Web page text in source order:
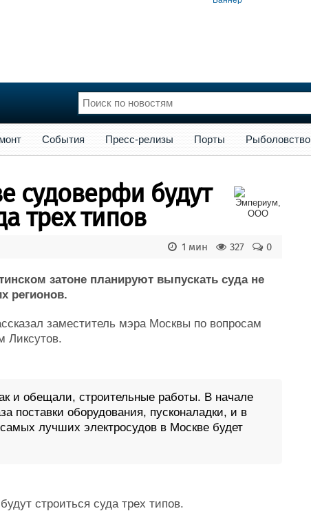
Конференции
Личности
Словарь
Флот
Форум
Отзывы
События Пресс-релизы Порты Рыболовство
судоверфи будут
трех типов
0
327
1 мин
затоне планируют выпускать суда не
регионов.
заместитель мэра Москвы по вопросам
Ликсутов.
и обещали, строительные работы. В начале
поставки оборудования, пусконаладки, и в
лучших электросудов в Москве будет
строиться суда трех типов.